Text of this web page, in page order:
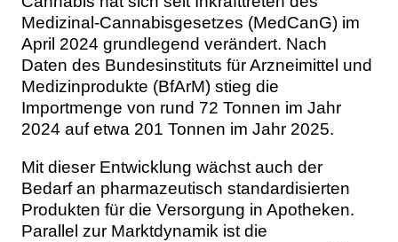
Medizinal-Cannabisgesetzes (MedCanG) im
April 2024 grundlegend verändert. Nach
Daten des Bundesinstituts für Arzneimittel und
Medizinprodukte (BfArM) stieg die
Importmenge von rund 72 Tonnen im Jahr
2024 auf etwa 201 Tonnen im Jahr 2025.
Mit dieser Entwicklung wächst auch der
Bedarf an pharmazeutisch standardisierten
Produkten für die Versorgung in Apotheken.
Parallel zur Marktdynamik ist die